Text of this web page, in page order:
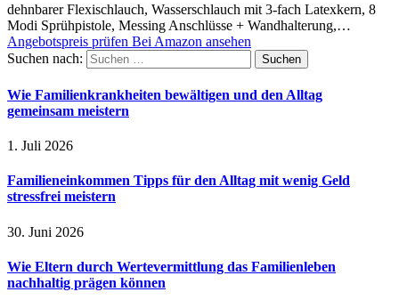
dehnbarer Flexischlauch, Wasserschlauch mit 3-fach Latexkern, 8
Modi Sprühpistole, Messing Anschlüsse + Wandhalterung,…
Angebotspreis prüfen Bei Amazon ansehen
Suchen nach:
Wie Familienkrankheiten bewältigen und den Alltag
gemeinsam meistern
1. Juli 2026
Familieneinkommen Tipps für den Alltag mit wenig Geld
stressfrei meistern
30. Juni 2026
Wie Eltern durch Wertevermittlung das Familienleben
nachhaltig prägen können